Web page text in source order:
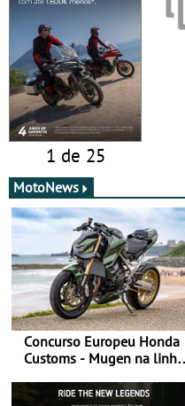
1 de 25
MotoNews
Concurso Europeu Honda
Customs - Mugen na linha
ganhar